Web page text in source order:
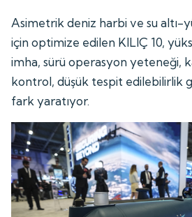
Asimetrik deniz harbi ve su altı-
için optimize edilen KILIÇ 10,
imha, sürü operasyon yeteneği,
kontrol, düşük tespit edilebilirlik
fark yaratıyor.